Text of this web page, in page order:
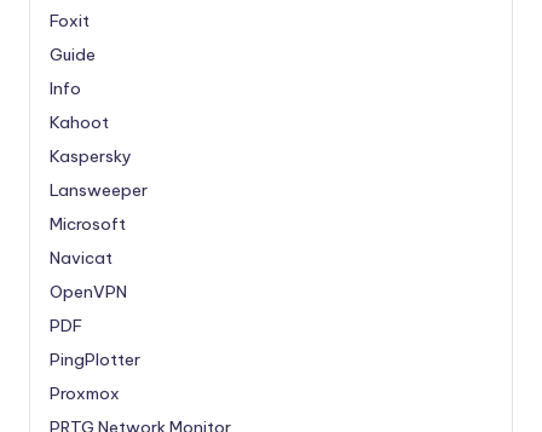
Foxit
Guide
Info
Kahoot
Kaspersky
Lansweeper
Microsoft
Navicat
OpenVPN
PDF
PingPlotter
Proxmox